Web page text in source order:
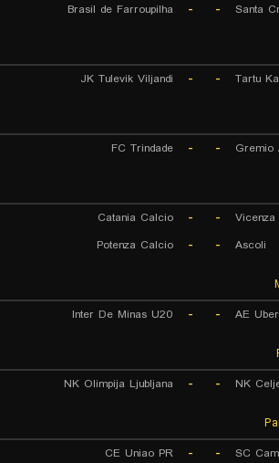
Santa
-
-
Brasil de Farroupilha
Tartu
-
-
JK Tulevik Viljandi
Gremio
-
-
FC Trindade
Vicenza
-
-
Catania Calcio
Ascoli
-
-
Potenza Calcio
AE
-
-
Inter De Minas U20
NK
-
-
NK Olimpija Ljubljana
SC
-
-
CE Uniao PR